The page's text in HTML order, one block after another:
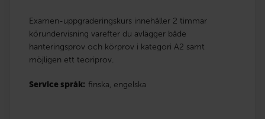
Examen-uppgraderingskurs innehåller 2 timmar
körundervisning varefter du avlägger både
hanteringsprov och körprov i kategori A2 samt
möjligen ett teoriprov.
Service språk: finska, engelska